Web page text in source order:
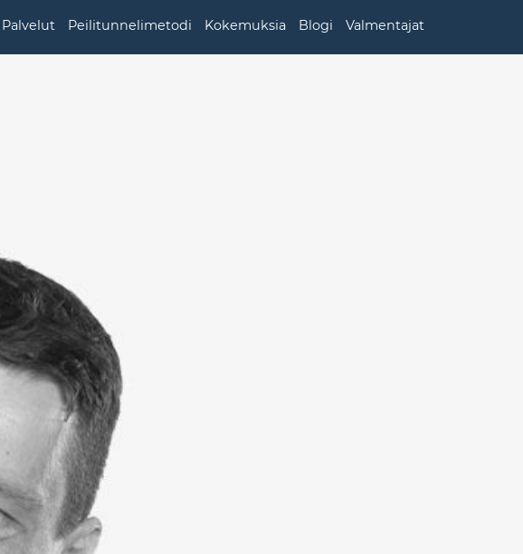
Palvelut Peilitunnelimetodi Kokemuksia Blogi Valmentajat